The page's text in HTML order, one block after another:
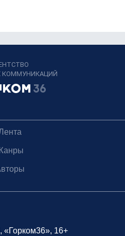
КОММУНИКАЦИЙ
«Горком36», 16+